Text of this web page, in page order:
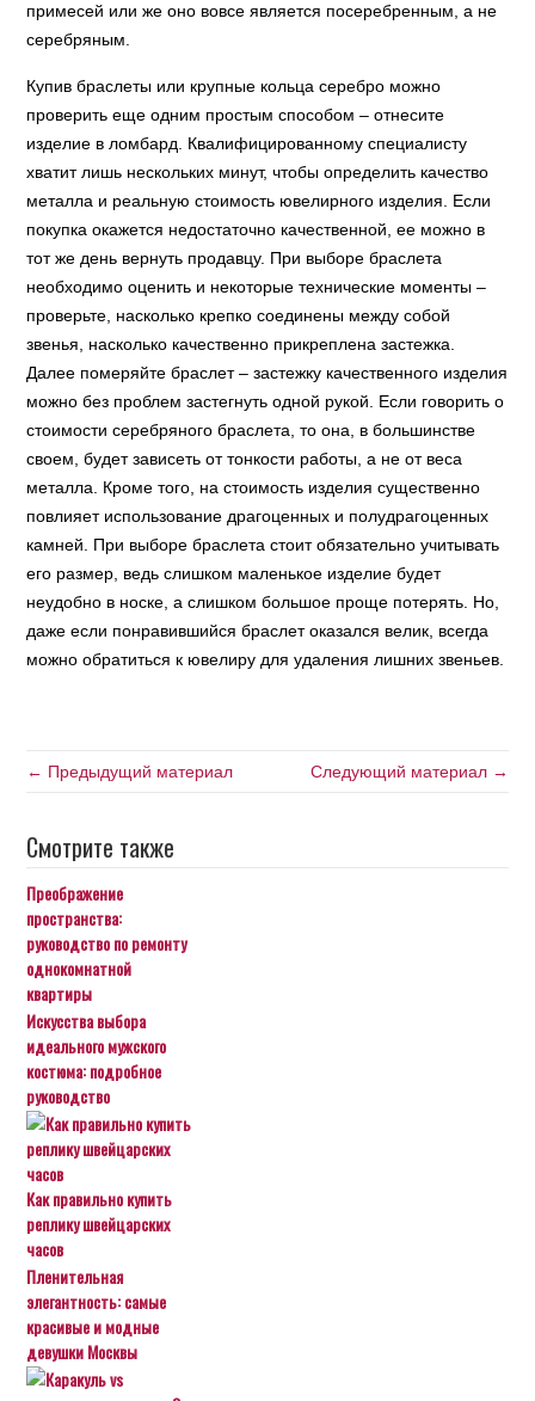
примесей или же оно вовсе является посеребренным, а не
серебряным.
Купив браслеты или крупные кольца серебро можно
проверить еще одним простым способом – отнесите
изделие в ломбард. Квалифицированному специалисту
хватит лишь нескольких минут, чтобы определить качество
металла и реальную стоимость ювелирного изделия. Если
покупка окажется недостаточно качественной, ее можно в
тот же день вернуть продавцу. При выборе браслета
необходимо оценить и некоторые технические моменты –
проверьте, насколько крепко соединены между собой
звенья, насколько качественно прикреплена застежка.
Далее померяйте браслет – застежку качественного изделия
можно без проблем застегнуть одной рукой. Если говорить о
стоимости серебряного браслета, то она, в большинстве
своем, будет зависеть от тонкости работы, а не от веса
металла. Кроме того, на стоимость изделия существенно
повлияет использование драгоценных и полудрагоценных
камней. При выборе браслета стоит обязательно учитывать
его размер, ведь слишком маленькое изделие будет
неудобно в носке, а слишком большое проще потерять. Но,
даже если понравившийся браслет оказался велик, всегда
можно обратиться к ювелиру для удаления лишних звеньев.
← Предыдущий материал Следующий материал →
Смотрите также
Преображение
пространства:
руководство по ремонту
однокомнатной
квартиры
Искусства выбора
идеального мужского
костюма: подробное
руководство
Как правильно купить
реплику швейцарских
часов
Пленительная
элегантность: самые
красивые и модные
девушки Москвы